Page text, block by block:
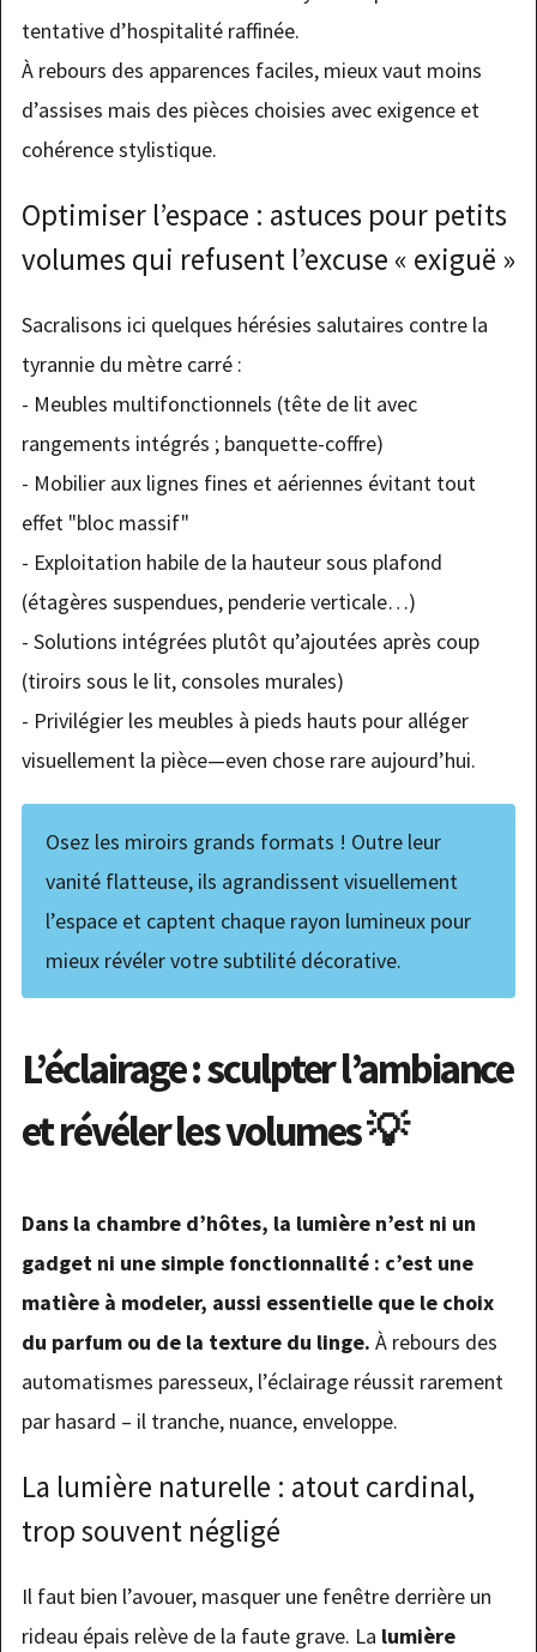
tentative d’hospitalité raffinée.
À rebours des apparences faciles, mieux vaut moins
d’assises mais des pièces choisies avec exigence et
cohérence stylistique.
Optimiser l’espace : astuces pour petits
volumes qui refusent l’excuse « exiguë »
Sacralisons ici quelques hérésies salutaires contre la
tyrannie du mètre carré :
- Meubles multifonctionnels (tête de lit avec
rangements intégrés ; banquette-coffre)
- Mobilier aux lignes fines et aériennes évitant tout
effet "bloc massif"
- Exploitation habile de la hauteur sous plafond
(étagères suspendues, penderie verticale…)
- Solutions intégrées plutôt qu’ajoutées après coup
(tiroirs sous le lit, consoles murales)
- Privilégier les meubles à pieds hauts pour alléger
visuellement la pièce—even chose rare aujourd’hui.
Osez les miroirs grands formats ! Outre leur
vanité flatteuse, ils agrandissent visuellement
l’espace et captent chaque rayon lumineux pour
mieux révéler votre subtilité décorative.
L’éclairage : sculpter l’ambiance
et révéler les volumes 💡
Dans la chambre d’hôtes, la lumière n’est ni un
gadget ni une simple fonctionnalité : c’est une
matière à modeler, aussi essentielle que le choix
du parfum ou de la texture du linge. À rebours des
automatismes paresseux, l’éclairage réussit rarement
par hasard – il tranche, nuance, enveloppe.
La lumière naturelle : atout cardinal,
trop souvent négligé
Il faut bien l’avouer, masquer une fenêtre derrière un
rideau épais relève de la faute grave. La lumière